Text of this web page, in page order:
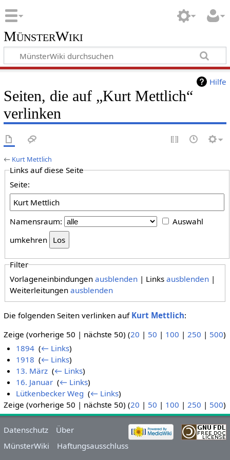
MünsterWiki
Hilfe
Seiten, die auf „Kurt Mettlich“
verlinken
← Kurt Mettlich
Links auf diese Seite
Seite:
Namensraum:
Auswahl
umkehren
Filter
Vorlageneinbindungenausblenden | Linksausblenden |
Weiterleitungenausblenden
Die folgenden Seiten verlinken auf Kurt Mettlich:
Zeige (vorherige 50 | nächste 50) (20 | 50 | 100 | 250 | 500)
1894 ‎(← Links)
1918 ‎(← Links)
13. März ‎(← Links)
16. Januar ‎(← Links)
Lütkenbecker Weg ‎(← Links)
Zeige (vorherige 50 | nächste 50) (20 | 50 | 100 | 250 | 500)
Datenschutz
Über
MünsterWiki
Haftungsausschluss